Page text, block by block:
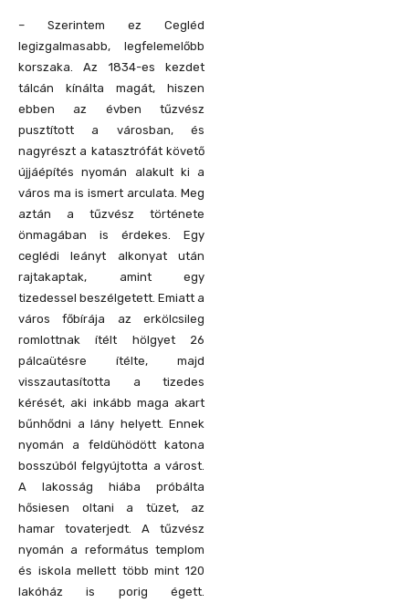
– Szerintem ez Cegléd
legizgalmasabb, legfelemelőbb
korszaka. Az 1834-es kezdet
tálcán kínálta magát, hiszen
ebben az évben tűzvész
pusztított a városban, és
nagyrészt a katasztrófát követő
újjáépítés nyomán alakult ki a
város ma is ismert arculata. Meg
aztán a tűzvész története
önmagában is érdekes. Egy
ceglédi leányt alkonyat után
rajtakaptak, amint egy
tizedessel beszélgetett. Emiatt a
város főbírája az erkölcsileg
romlottnak ítélt hölgyet 26
pálcaütésre ítélte, majd
visszautasította a tizedes
kérését, aki inkább maga akart
bűnhődni a lány helyett. Ennek
nyomán a feldühödött katona
bosszúból felgyújtotta a várost.
A lakosság hiába próbálta
hősiesen oltani a tüzet, az
hamar tovaterjedt. A tűzvész
nyomán a református templom
és iskola mellett több mint 120
lakóház is porig égett.